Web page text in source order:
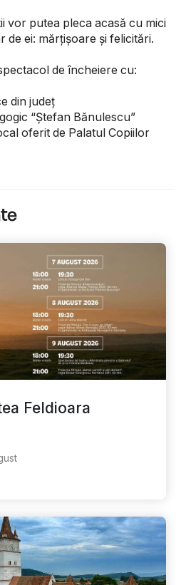
vor putea pleca acasă cu mici
de ei: mărțișoare și felicitări.
de încheiere cu:
din județ
“Ștefan Bănulescu”
oferit de Palatul Copiilor
Feldioara
09 August